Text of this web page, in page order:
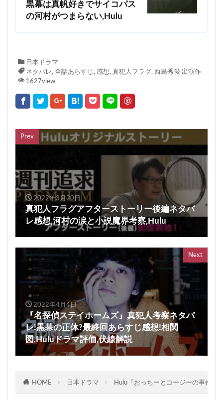
黒幕は真帆好きでサイコパス
の河村がつまらない,Hulu
日本ドラマ
ネタバレ, 全話あらすじ, 感想, 真犯人フラグ, 西島秀俊 出演作
1627view
Prev
2022年3月20日
真犯人フラグアフターストーリー後編ネタバ
レ感想,河村の涙と小説魔界考察,Hulu
Next
2022年4月4日
『名探偵ステイホームズ』真犯人考察ネタバ
レ!黒幕の正体?最終回あらすじ感想!相関
図,Huluドラマ評価,伏線解説
HOME 日本ドラマ Hulu『おっちーとコージーの事件簿